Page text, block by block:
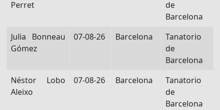
Perret
de
Barcelona
Julia Bonneau
Gómez
07-08-26 Barcelona
Tanatorio
de
Barcelona
Néstor Lobo
Aleixo
07-08-26 Barcelona
Tanatorio
de
Barcelona